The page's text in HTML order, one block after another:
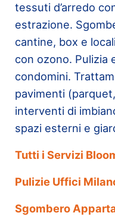
tessuti d’arredo
estrazione.
cantine, box e
con ozono. Pulizia
condomini.
pavimenti
interventi di
spazi esterni e
Tutti i Servizi
Pulizie Uffici
Sgombero